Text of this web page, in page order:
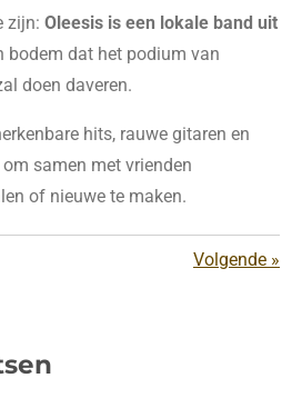
zijn: Oleesis is een lokale band uit
bodem dat het podium van
doen daveren.
hits, rauwe gitaren en
om samen met vrienden
of nieuwe te maken.
Volgende »